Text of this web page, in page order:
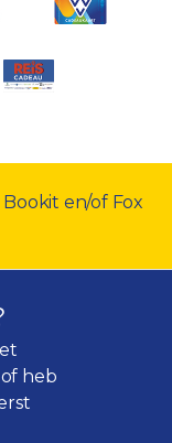
en/of Fox
heb